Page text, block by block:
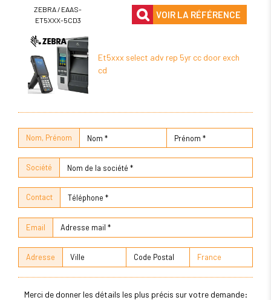
ZEBRA / EAAS-
ET5XXX-5CD3
VOIR LA RÉFÉRENCE
Et5xxx select adv rep 5yr cc door exch
cd
Nom, Prénom
Société
Contact
Email
Adresse
Merci de donner les détails les plus précis sur votre demande: